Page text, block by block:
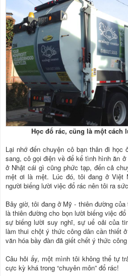
Học đổ rác, cũng là một cách
Lại nhớ đến chuyện cô bạn thân đi
sang, cô gọi điện về để kể tình hình ăn
ở Nhật cái gì cũng phức tạp, đến cả
mệt ơi là mệt. Lúc đó, tôi đang ở Việt
người biếng lười việc đổ rác nên tôi ra
Bây giờ, tôi đang ở Mỹ - thiên đường
là thiên đường cho bọn lười biếng việc
sự biếng lười suy nghĩ, sự uể oải của
làm thui chột ý thức công dân cần thiết
văn hóa bầy đàn đã giết chết ý thức
Câu hỏi ấy, một mình tôi không thể tự
cực kỳ khá trong “chuyên môn” đổ rác!